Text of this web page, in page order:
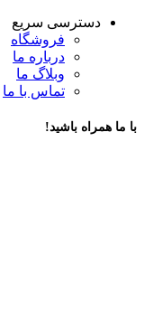
دسترسی سریع
فروشگاه
درباره ما
وبلاگ ما
تماس با ما
با ما همراه باشید!